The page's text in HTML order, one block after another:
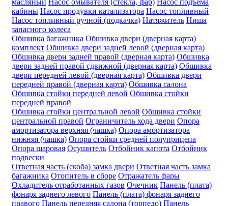
кабины Насос продувки катализатора Насос топливный
Насос топливный ручной (подкачка) Натяжитель Ниша
запасного колеса
Обшивка багажника Обшивка двери (дверная карта)
комплект Обшивка двери задней левой (дверная карта)
Обшивка двери задней правой (дверная карта) Обшивка
двери задней правой сдвижной (дверная карта) Обшивка
двери передней левой (дверная карта) Обшивка двери
передней правой (дверная карта) Обшивка салона
Обшивка стойки передней левой Обшивка стойки
передней правой
Обшивка стойки центральной левой Обшивка стойки
центральной правой Ограничитель хода двери Опора
амортизатора верхняя (чашка) Опора амортизатора
нижняя (чашка) Опора стойки средней полуприцепа
Опора шаровая Осушитель Отбойник капота Отбойник
подвески
Ответная часть (скоба) замка двери Ответная часть замка
багажника Отопитель в сборе Отражатель фары
Охладитель отработанных газов Очечник Панель (плата)
фонаря заднего левого Панель (плата) фонаря заднего
правого Панель передняя салона (торпедо) Панель